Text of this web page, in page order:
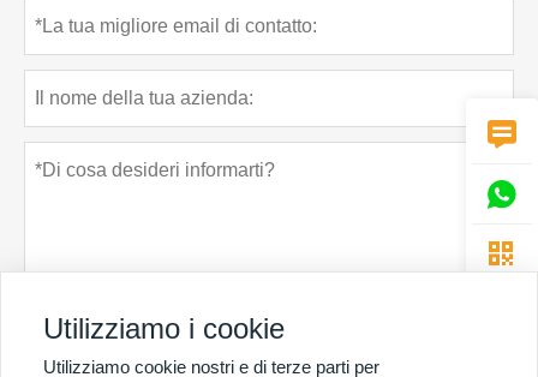



Utilizziamo i cookie
Utilizziamo cookie nostri e di terze parti per